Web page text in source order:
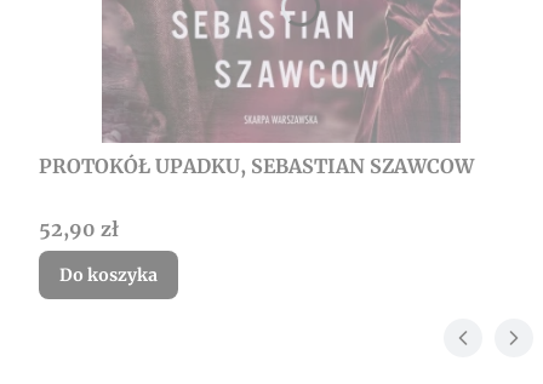
PROTOKÓŁ UPADKU, SEBASTIAN SZAWCOW
Cena
52,90 zł
Do koszyka